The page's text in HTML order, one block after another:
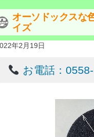
オーソドックスな
イズ
年2月19日
お電話：